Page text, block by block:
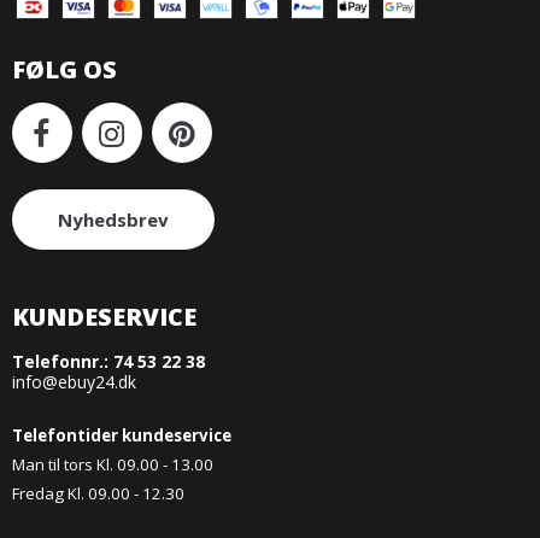
FØLG OS
Nyhedsbrev
KUNDESERVICE
Telefonnr.: 74 53 22 38
info@ebuy24.dk
Telefontider kundeservice
Man til tors Kl. 09.00 - 13.00
Fredag Kl. 09.00 - 12.30